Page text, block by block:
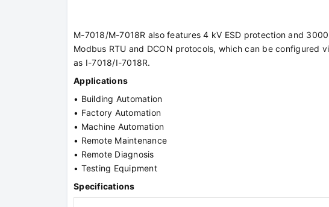
M-7018/M-7018R also features 4 kV ESD protection and
Modbus RTU and DCON protocols, which can be configured
as I-7018/I-7018R.
Applications
• Building Automation
• Factory Automation
• Machine Automation
• Remote Maintenance
• Remote Diagnosis
• Testing Equipment
Specifications